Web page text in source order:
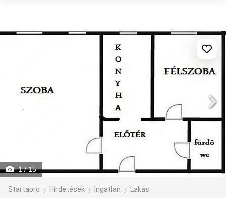
1/ 15
Startapro Hirdetések Ingatlan Lakás